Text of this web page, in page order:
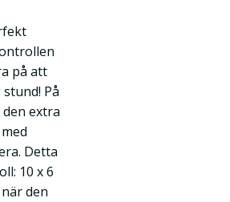
på att
På
extra
Detta
10 x 6
den